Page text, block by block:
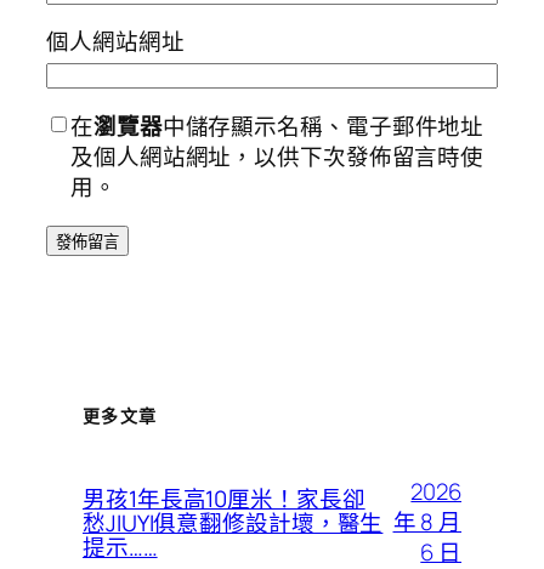
個人網站網址
在瀏覽器中儲存顯示名稱、電子郵件地址
及個人網站網址，以供下次發佈留言時使
用。
更多文章
男孩1年長高10厘米！家長卻
愁JIUYI俱意翻修設計壞，醫生
提示……
2026
年 8 月
6 日